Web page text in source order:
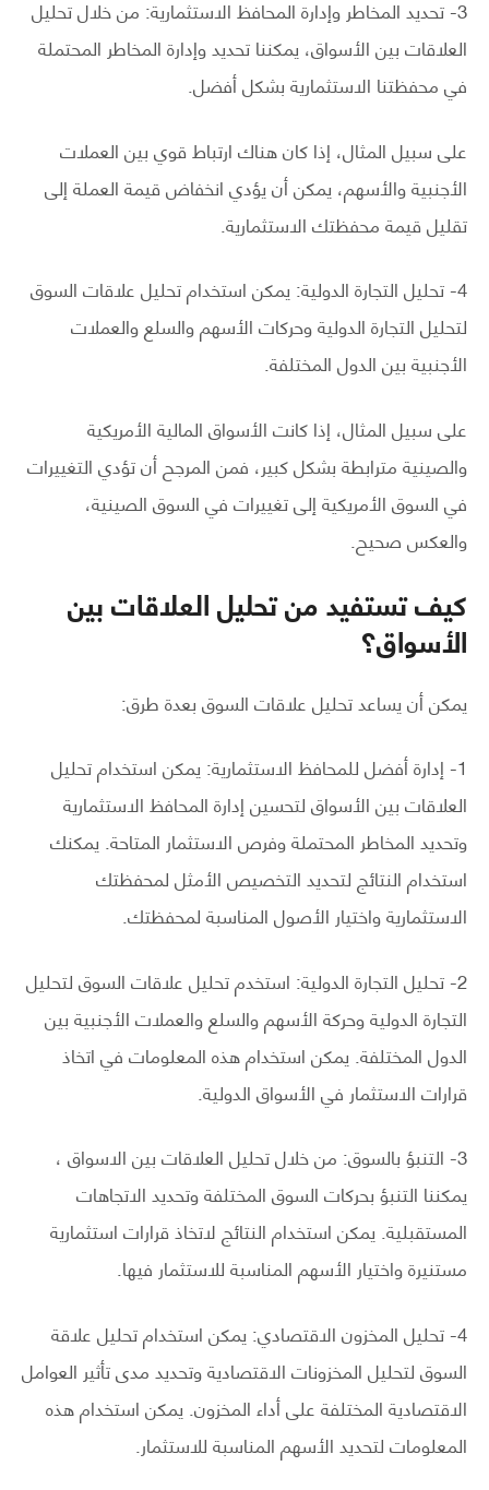
3- تحديد المخاطر وإدارة المحافظ الاستثمارية: من خلال تحليل
العلاقات بين الأسواق، يمكننا تحديد وإدارة المخاطر المحتملة
في محفظتنا الاستثمارية بشكل أفضل.
على سبيل المثال، إذا كان هناك ارتباط قوي بين العملات
الأجنبية والأسهم، يمكن أن يؤدي انخفاض قيمة العملة إلى
تقليل قيمة محفظتك الاستثمارية.
4- تحليل التجارة الدولية: يمكن استخدام تحليل علاقات السوق
لتحليل التجارة الدولية وحركات الأسهم والسلع والعملات
الأجنبية بين الدول المختلفة.
على سبيل المثال، إذا كانت الأسواق المالية الأمريكية
والصينية مترابطة بشكل كبير، فمن المرجح أن تؤدي التغييرات
في السوق الأمريكية إلى تغييرات في السوق الصينية،
والعكس صحيح.
كيف تستفيد من تحليل العلاقات بين
الأسواق؟
يمكن أن يساعد تحليل علاقات السوق بعدة طرق:
1- إدارة أفضل للمحافظ الاستثمارية: يمكن استخدام تحليل
العلاقات بين الأسواق لتحسين إدارة المحافظ الاستثمارية
وتحديد المخاطر المحتملة وفرص الاستثمار المتاحة. يمكنك
استخدام النتائج لتحديد التخصيص الأمثل لمحفظتك
الاستثمارية واختيار الأصول المناسبة لمحفظتك.
2- تحليل التجارة الدولية: استخدم تحليل علاقات السوق لتحليل
التجارة الدولية وحركة الأسهم والسلع والعملات الأجنبية بين
الدول المختلفة. يمكن استخدام هذه المعلومات في اتخاذ
قرارات الاستثمار في الأسواق الدولية.
3- التنبؤ بالسوق: من خلال تحليل العلاقات بين الاسواق ،
يمكننا التنبؤ بحركات السوق المختلفة وتحديد الاتجاهات
المستقبلية. يمكن استخدام النتائج لاتخاذ قرارات استثمارية
مستنيرة واختيار الأسهم المناسبة للاستثمار فيها.
4- تحليل المخزون الاقتصادي: يمكن استخدام تحليل علاقة
السوق لتحليل المخزونات الاقتصادية وتحديد مدى تأثير العوامل
الاقتصادية المختلفة على أداء المخزون. يمكن استخدام هذه
المعلومات لتحديد الأسهم المناسبة للاستثمار.